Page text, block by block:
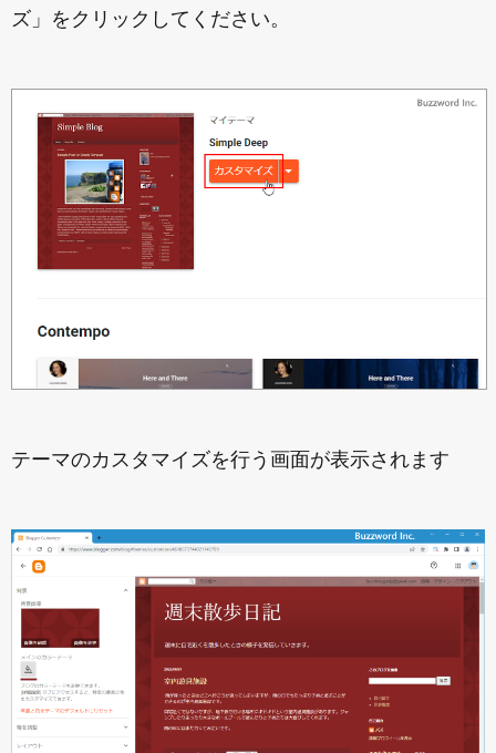
ズ」をクリックしてください。
テーマのカスタマイズを行う画面が表示されます